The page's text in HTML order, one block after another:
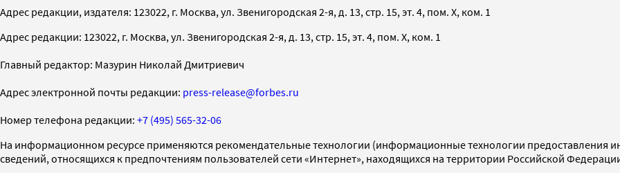
Адрес редакции, издателя: 123022, г. Москва, ул. Звенигородская 2-я, д. 13, стр. 15, эт. 4, пом. X, ком. 1
Адрес редакции: 123022, г. Москва, ул. Звенигородская 2-я, д. 13, стр. 15, эт. 4, пом. X, ком. 1
Главный редактор: Мазурин Николай Дмитриевич
Адрес электронной почты редакции: press-release@forbes.ru
Номер телефона редакции: +7 (495) 565-32-06
На информационном ресурсе применяются рекомендательные технологии (информационные технологии предоставления
сведений, относящихся к предпочтениям пользователей сети «Интернет», находящихся на территории Российской